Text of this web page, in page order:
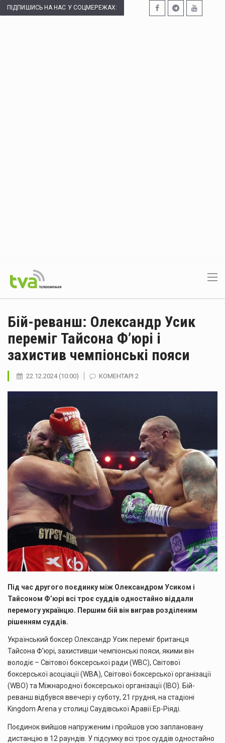
ПІДПИШИСЬ НА НАС У СОЦМЕРЕЖАХ:
Бій-реванш: Олександр Усик
переміг Тайсона Ф’юрі і
захистив чемпіонські пояси
22.12.2024 (10:00) КОМЕНТАРІ 2
Під час другого поєдинку між Олександром Усиком і
Тайсоном Ф’юрі всі троє суддів одностайно віддали
перемогу українцю. Першим бій він виграв розділеним
рішенням суддів.
Український боксер Олександр Усик переміг британця
Тайсона Ф’юрі, захистивши чемпіонські пояси, якими він
володіє – Світової боксерської ради (WBC), Світової
боксерської асоціації (WBA), Світової боксерської організації
(WBO) та Міжнародної боксерської організації (IBO). Бій-
реванш відбувся ввечері у суботу, 21 грудня, на стадіоні
Kingdom Arena у столиці Саудівської Аравії Ер-Ріяді.
Поєдинок вийшов напруженим і пройшов усю заплановану
дистанцію в 12 раундів. У підсумку всі троє суддів одностайно